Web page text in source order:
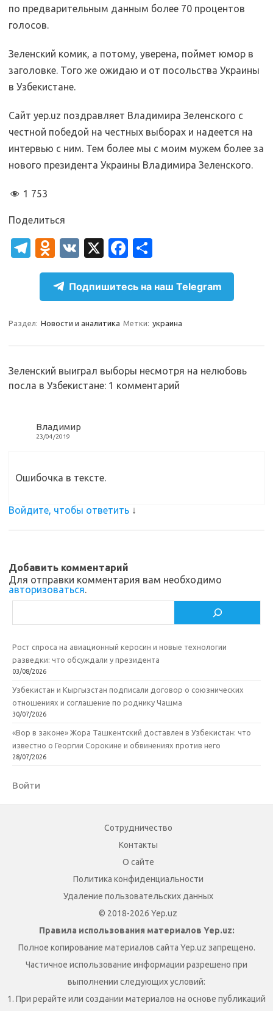
по предварительным данным более 70 процентов
голосов.
Зеленский комик, а потому, уверена, поймет юмор в
заголовке. Того же ожидаю и от посольства Украины
в Узбекистане.
Сайт yep.uz поздравляет Владимира Зеленского с
честной победой на честных выборах и надеется на
интервью с ним. Тем более мы с моим мужем более за
нового президента Украины Владимира Зеленского.
1 753
Поделиться
T
el
gr
a
O
d
n
o
kl
sn
ik
V
K
X
Fa
c
e
b
o
k
т
п
р
а
и
т
Подпишитесь на наш Telegram
Раздел: Новости и аналитика Метки: украина
Зеленский выиграл выборы несмотря на нелюбовь
посла в Узбекистане: 1 комментарий
Владимир
23/04/2019
Ошибочка в тексте.
Войдите, чтобы ответить ↓
Добавить комментарий
Для отправки комментария вам необходимо
авторизоваться.
Рост спроса на авиационный керосин и новые технологии
разведки: что обсуждали у президента
03/08/2026
Узбекистан и Кыргызстан подписали договор о союзнических
отношениях и соглашение по роднику Чашма
30/07/2026
«Вор в законе» Жора Ташкентский доставлен в Узбекистан: что
известно о Георгии Сорокине и обвинениях против него
28/07/2026
Войти
Сотрудничество
Контакты
О сайте
Политика конфиденциальности
Удаление пользовательских данных
© 2018-2026 Yep.uz
Правила использования материалов Yep.uz:
Полное копирование материалов сайта Yep.uz запрещено.
Частичное использование информации разрешено при
выполнении следующих условий:
1. При рерайте или создании материалов на основе публикаций